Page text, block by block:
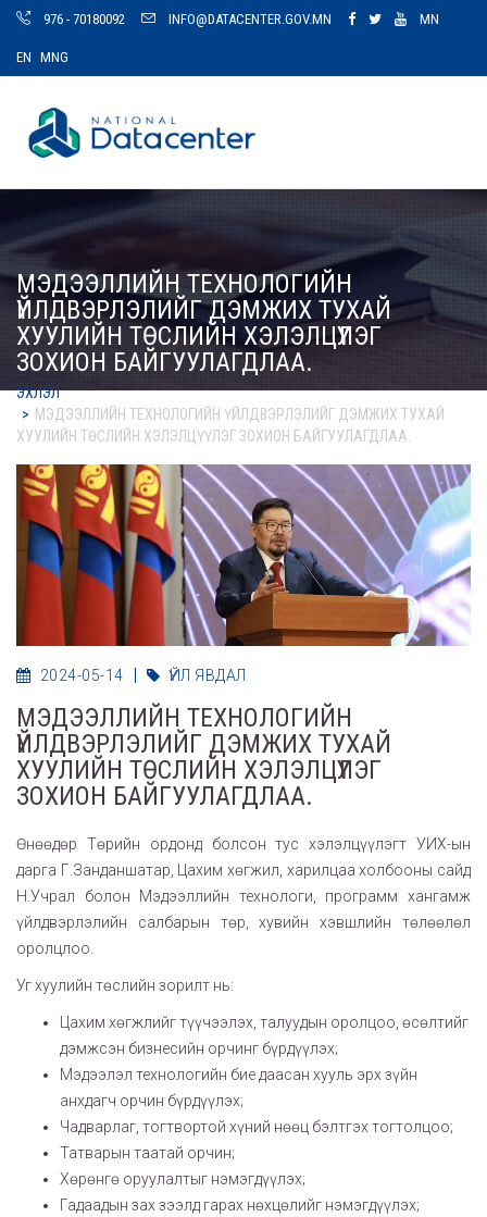
976 - 70180092 INFO@DATACENTER.GOV.MN MN
EN MNG
МЭДЭЭЛЛИЙН ТЕХНОЛОГИЙН
ҮЙЛДВЭРЛЭЛИЙГ ДЭМЖИХ ТУХАЙ
ХУУЛИЙН ТӨСЛИЙН ХЭЛЭЛЦҮҮЛЭГ
ЗОХИОН БАЙГУУЛАГДЛАА.
ЭХЛЭЛ
МЭДЭЭЛЛИЙН ТЕХНОЛОГИЙН ҮЙЛДВЭРЛЭЛИЙГ ДЭМЖИХ ТУХАЙ
ХУУЛИЙН ТӨСЛИЙН ХЭЛЭЛЦҮҮЛЭГ ЗОХИОН БАЙГУУЛАГДЛАА.
2024-05-14 ҮЙЛ ЯВДАЛ
МЭДЭЭЛЛИЙН ТЕХНОЛОГИЙН
ҮЙЛДВЭРЛЭЛИЙГ ДЭМЖИХ ТУХАЙ
ХУУЛИЙН ТӨСЛИЙН ХЭЛЭЛЦҮҮЛЭГ
ЗОХИОН БАЙГУУЛАГДЛАА.
Өнөөдөр Төрийн ордонд болсон тус хэлэлцүүлэгт УИХ-ын
дарга Г.Занданшатар, Цахим хөгжил, харилцаа холбооны сайд
Н.Учрал болон Мэдээллийн технологи, программ хангамж
үйлдвэрлэлийн салбарын төр, хувийн хэвшлийн төлөөлөл
оролцлоо.
Уг хуулийн төслийн зорилт нь:
Цахим хөгжлийг түүчээлэх, талуудын оролцоо, өсөлтийг
дэмжсэн бизнесийн орчинг бүрдүүлэх;
Мэдээлэл технологийн бие даасан хууль эрх зүйн
анхдагч орчин бүрдүүлэх;
Чадварлаг, тогтвортой хүний нөөц бэлтгэх тогтолцоо;
Татварын таатай орчин;
Хөрөнгө оруулалтыг нэмэгдүүлэх;
Гадаадын зах зээлд гарах нөхцөлийг нэмэгдүүлэх;